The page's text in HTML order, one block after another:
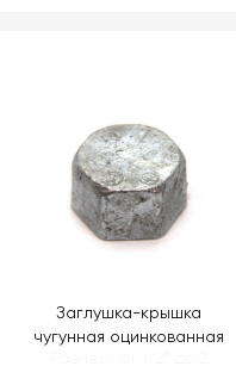
Заглушка-крышка
чугунная оцинкованная